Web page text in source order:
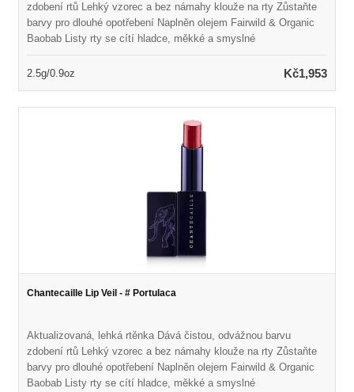
zdobení rtů Lehký vzorec a bez námahy klouže na rty Zůstaňte
barvy pro dlouhé opotřebení Naplněn olejem Fairwild & Organic
Baobab Listy rty se cítí hladce, měkké a smyslné
2.5g/0.9oz Kč1,953
Chantecaille Lip Veil - # Portulaca
Aktualizovaná, lehká rtěnka Dává čistou, odvážnou barvu
zdobení rtů Lehký vzorec a bez námahy klouže na rty Zůstaňte
barvy pro dlouhé opotřebení Naplněn olejem Fairwild & Organic
Baobab Listy rty se cítí hladce, měkké a smyslné